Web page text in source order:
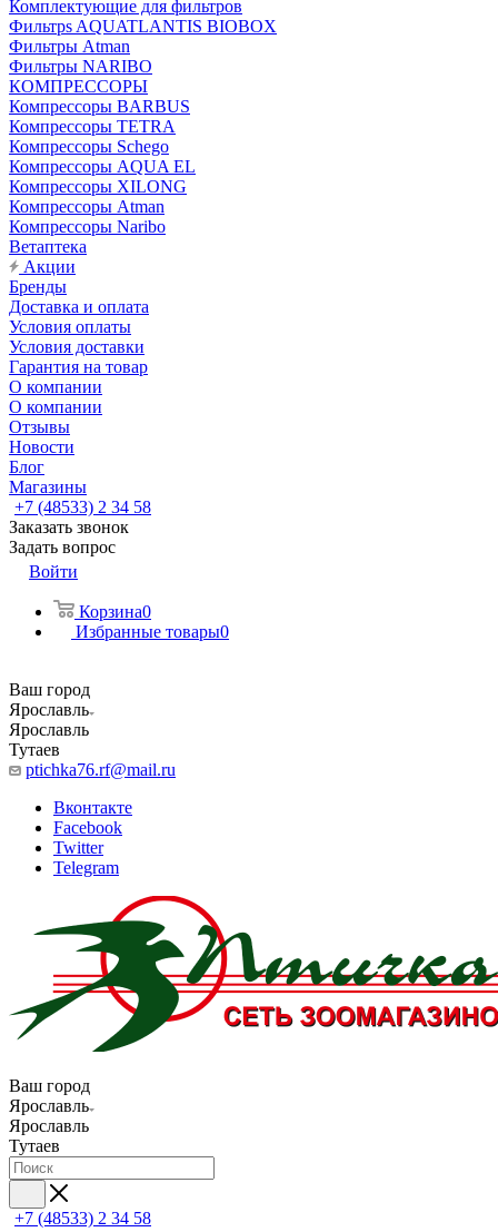
Комплектующие для фильтров
Фильтрs AQUATLANTIS BIOBOX
Фильтры Atman
Фильтры NARIBO
КОМПРЕССОРЫ
Компрессоры BARBUS
Компрессоры TETRA
Компрессоры Schego
Компрессоры AQUA EL
Компрессоры XILONG
Компрессоры Atman
Компрессоры Naribo
Ветаптека
Акции
Бренды
Доставка и оплата
Условия оплаты
Условия доставки
Гарантия на товар
О компании
О компании
Отзывы
Новости
Блог
Магазины
+7 (48533) 2 34 58
Заказать звонок
Задать вопрос
Войти
Корзина0
Избранные товары0
Ваш город
Ярославль
Ярославль
Тутаев
ptichka76.rf@mail.ru
Вконтакте
Facebook
Twitter
Telegram
Ваш город
Ярославль
Ярославль
Тутаев
+7 (48533) 2 34 58